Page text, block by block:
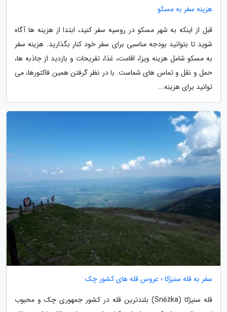
هزینه سفر به مسکو
قبل از اینکه به شهر مسکو در روسیه سفر کنید، ابتدا از هزینه ها آگاه
شوید تا بتوانید بودجه مناسبی برای سفر خود کنار بگذارید. هزینه سفر
به مسکو شامل هزینه ویزا، اقامت، غذا، تفریحات و بازدید از جاذبه ها،
حمل و نقل و تماس های شماست. با در نظر گرفتن همین فاکتورها، می
توانید برای هزینه...
سفر به قله سنیژکا ؛ عروس قله های کشور چک
قله سنیژکا (Sněžka) بلندترین قله در کشور جمهوری چک و محبوب